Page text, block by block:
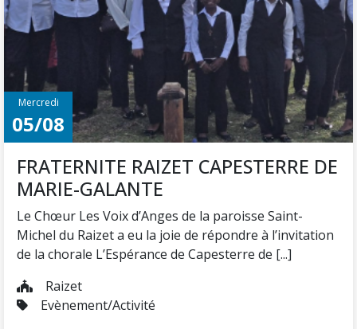
Mercredi
05/08
FRATERNITE RAIZET CAPESTERRE DE
MARIE-GALANTE
Le Chœur Les Voix d’Anges de la paroisse Saint-
Michel du Raizet a eu la joie de répondre à l’invitation
de la chorale L’Espérance de Capesterre de [...]
Raizet
Evènement/Activité